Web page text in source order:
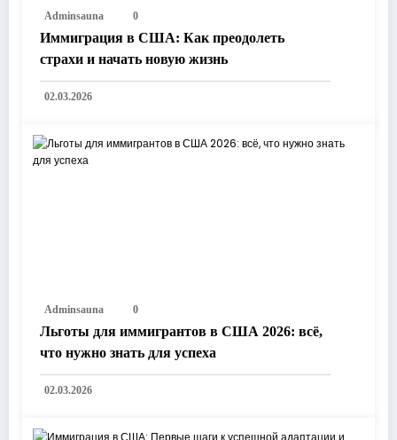
Adminsauna 0
Иммиграция в США: Как преодолеть
страхи и начать новую жизнь
02.03.2026
Adminsauna 0
Льготы для иммигрантов в США 2026: всё,
что нужно знать для успеха
02.03.2026